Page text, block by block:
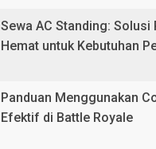
Sewa AC Standing: Solusi
Hemat untuk Kebutuhan
Panduan Menggunakan
Efektif di Battle Royale